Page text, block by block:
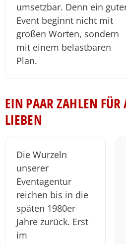
umsetzbar. Denn ein
Event beginnt nicht mit
großen Worten, sondern
mit einem belastbaren
Plan.
EIN PAAR ZAHLEN FÜR
LIEBEN
Die Wurzeln
unserer
Eventagentur
reichen bis in die
späten 1980er
Jahre zurück. Erst
im